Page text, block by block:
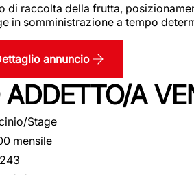
di raccolta della frutta,
in somministrazione a tempo
annuncio
A
Stage
mensile